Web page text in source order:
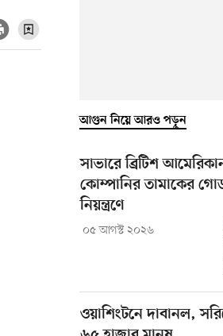
আগুন নিয়ে আরও পড়ুন
সাভারে ব্রিটিশ
কোম্পানির তামাকের
নিয়ন্ত্রণে
০৫ আগস্ট ২০২৬
ওয়াশিংটনে দাবানল,